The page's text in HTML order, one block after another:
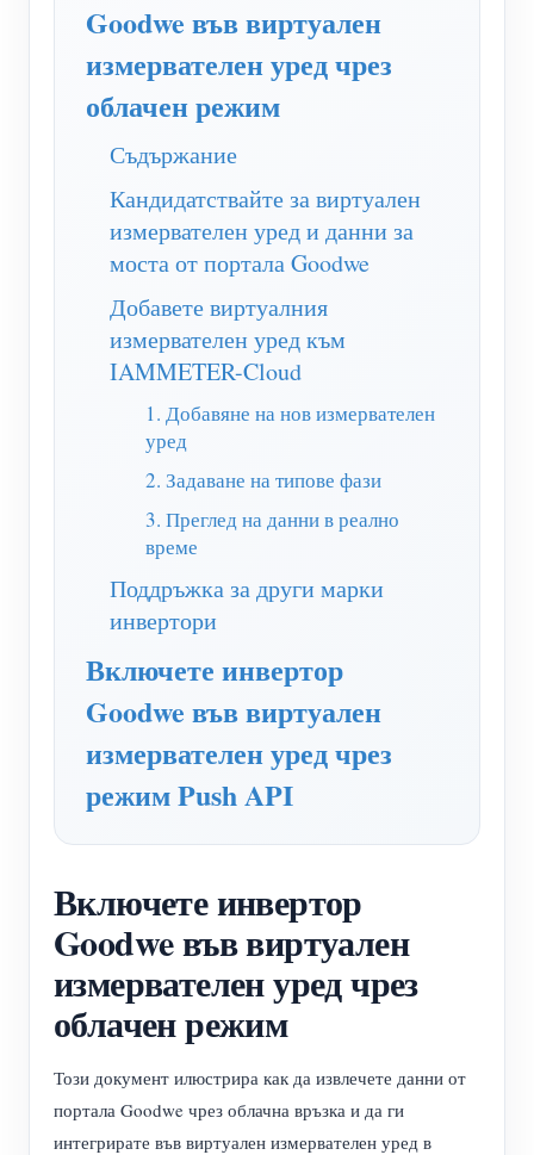
WiFi контролер за захранване
Услуга за самостоятелно хостване
IAMMETER Симулатор
Виртуален измервателен уред
Система за енергийно прогнозиране и симулация
Приложения
Енергиен монитор на слънчева фотоволтаична
система
Монитор за потребление на електроенергия
Система за управление на фотоволтаични
нагреватели
Домашна автоматизация
Магазин
Ресурси
Бърз старт на продукта
Документ
ЧЗВ
Блогове
Общност
Разработчик
Програма за награди
Контакт
За нас
Goodwe във виртуален
измервателен уред чрез
облачен режим
Съдържание
Кандидатствайте за виртуален
измервателен уред и данни за
моста от портала Goodwe
Добавете виртуалния
измервателен уред към
IAMMETER-Cloud
1. Добавяне на нов измервателен
уред
2. Задаване на типове фази
3. Преглед на данни в реално
време
Поддръжка за други марки
инвертори
Включете инвертор
Goodwe във виртуален
измервателен уред чрез
режим Push API
Включете инвертор
Goodwe във виртуален
измервателен уред чрез
облачен режим
Този документ илюстрира как да извлечете данни от
портала Goodwe чрез облачна връзка и да ги
интегрирате във виртуален измервателен уред в